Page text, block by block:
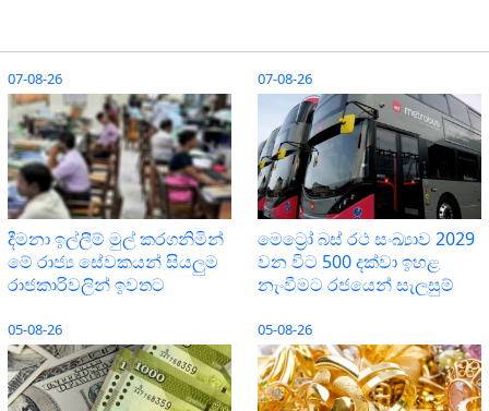
07-08-26
දීමනා ඉල්ලීම් මුල් කරගනිමින්
මේ රාජ්‍ය සේවකයන් සියලුම
රාජකාරිවලින් ඉවතට
07-08-26
මෙට්‍රෝ බස් රථ සංඛ්‍යාව 2029
වන විට 500 දක්වා ඉහළ
නැංවීමට රජයෙන් සැලසුම්
05-08-26 05-08-26